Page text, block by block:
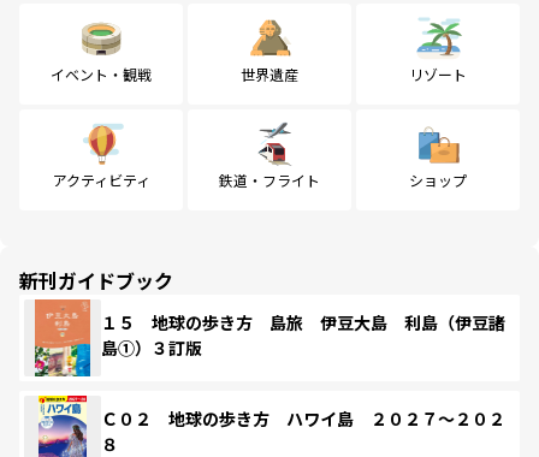
イベント・観戦 世界遺産 リゾート
アクティビティ 鉄道・フライト ショップ
新刊ガイドブック
１５ 地球の歩き方 島旅 伊豆大島 利島（伊豆諸
島①）３訂版
Ｃ０２ 地球の歩き方 ハワイ島 ２０２７～２０２
８